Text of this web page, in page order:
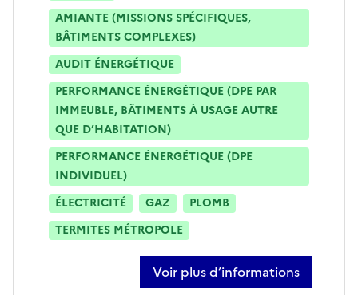
AMIANTE (MISSIONS SPÉCIFIQUES,
BÂTIMENTS COMPLEXES)
AUDIT ÉNERGÉTIQUE
PERFORMANCE ÉNERGÉTIQUE (DPE PAR
IMMEUBLE, BÂTIMENTS À USAGE AUTRE
QUE D’HABITATION)
PERFORMANCE ÉNERGÉTIQUE (DPE
INDIVIDUEL)
ÉLECTRICITÉ
GAZ
PLOMB
TERMITES MÉTROPOLE
Voir plus d’informations
sur charles arroyo